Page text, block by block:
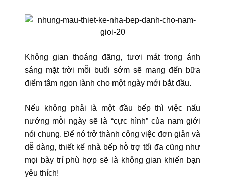
Không gian thoáng đãng, tươi mát trong ánh
sáng mặt trời mỗi buổi sớm sẽ mang đến bữa
điểm tâm ngon lành cho một ngày mới bắt đầu.
Nếu không phải là một đầu bếp thì việc nấu
nướng mỗi ngày sẽ là “cực hình” của nam giới
nói chung. Để nó trở thành công việc đơn giản và
dễ dàng, thiết kế nhà bếp hỗ trợ tối đa cũng như
mọi bày trí phù hợp sẽ là không gian khiến bạn
yêu thích!